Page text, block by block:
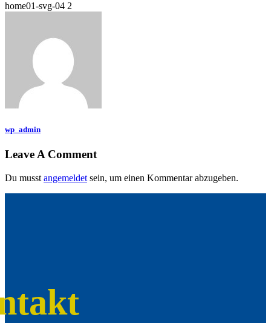
home01-svg-04 2
wp_admin
Leave A Comment
Du musst angemeldet sein, um einen Kommentar abzugeben.